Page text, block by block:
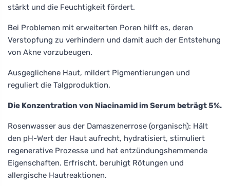
stärkt und die Feuchtigkeit fördert.
Bei Problemen mit erweiterten Poren hilft es, deren
Verstopfung zu verhindern und damit auch der Entstehung
von Akne vorzubeugen.
Ausgeglichene Haut, mildert Pigmentierungen und
reguliert die Talgproduktion.
Die Konzentration von Niacinamid im Serum beträgt 5%.
Rosenwasser aus der Damaszenerrose (organisch): Hält
den pH-Wert der Haut aufrecht, hydratisiert, stimuliert
regenerative Prozesse und hat entzündungshemmende
Eigenschaften. Erfrischt, beruhigt Rötungen und
allergische Hautreaktionen.